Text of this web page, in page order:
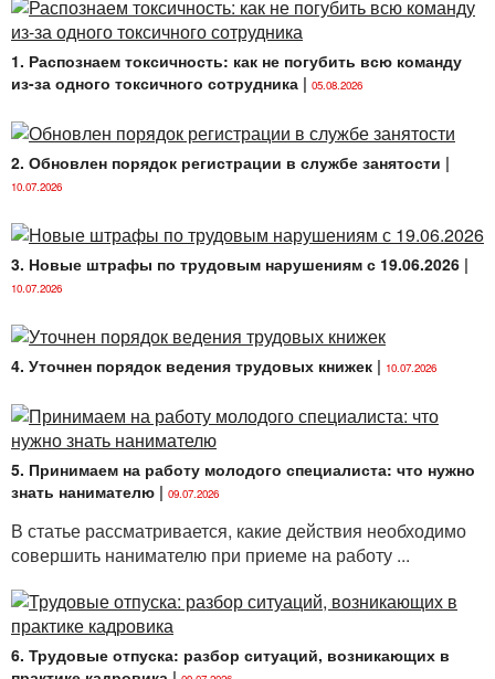
1. Распознаем токсичность: как не погубить всю команду
из-за одного токсичного сотрудника | 05.08.2026
2. Обновлен порядок регистрации в службе занятости |
10.07.2026
3. Новые штрафы по трудовым нарушениям с 19.06.2026 |
10.07.2026
4. Уточнен порядок ведения трудовых книжек | 10.07.2026
5. Принимаем на работу молодого специалиста: что нужно
знать нанимателю | 09.07.2026
В статье рассматривается, какие действия необходимо
совершить нанимателю при приеме на работу ...
6. Трудовые отпуска: разбор ситуаций, возникающих в